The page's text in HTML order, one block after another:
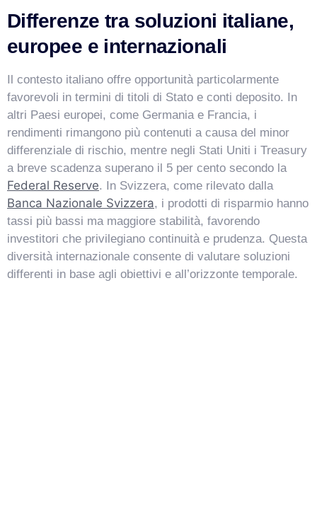
Differenze tra soluzioni italiane,
europee e internazionali
Il contesto italiano offre opportunità particolarmente
favorevoli in termini di titoli di Stato e conti deposito. In
altri Paesi europei, come Germania e Francia, i
rendimenti rimangono più contenuti a causa del minor
differenziale di rischio, mentre negli Stati Uniti i Treasury
a breve scadenza superano il 5 per cento secondo la
Federal Reserve. In Svizzera, come rilevato dalla
Banca Nazionale Svizzera, i prodotti di risparmio hanno
tassi più bassi ma maggiore stabilità, favorendo
investitori che privilegiano continuità e prudenza. Questa
diversità internazionale consente di valutare soluzioni
differenti in base agli obiettivi e all’orizzonte temporale.